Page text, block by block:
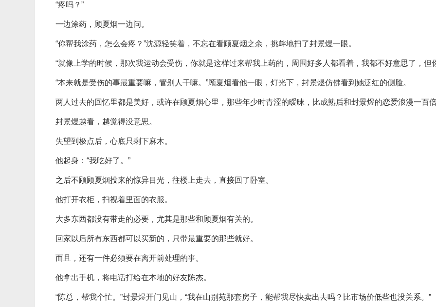
“疼吗？”
一边涂药，顾夏烟一边问。
“你帮我涂药，怎么会疼？”沈源轻笑着，不忘在看顾夏烟之余，挑衅地扫了封景煜一眼。
“就像上学的时候，那次我运动会受伤，你就是这样过来帮我上药的，周围好多人都看着，我都不好意思了，但
“本来就是受伤的事最重要嘛，管别人干嘛。”顾夏烟看他一眼，灯光下，封景煜仿佛看到她泛红的侧脸。
两人过去的回忆里都是美好，或许在顾夏烟心里，那些年少时青涩的暧昧，比成熟后和封景煜的恋爱浪漫一百倍
封景煜越看，越觉得没意思。
失望到极点后，心底只剩下麻木。
他起身：“我吃好了。”
之后不顾顾夏烟投来的惊异目光，往楼上走去，直接回了卧室。
他打开衣柜，扫视着里面的衣服。
大多东西都没有带走的必要，尤其是那些和顾夏烟有关的。
回家以后所有东西都可以买新的，只带最重要的那些就好。
而且，还有一件必须要在离开前处理的事。
他拿出手机，将电话打给在本地的好友陈杰。
“陈总，帮我个忙。”封景煜开门见山，“我在山别苑那套房子，能帮我尽快卖出去吗？比市场价低些也没关系。”